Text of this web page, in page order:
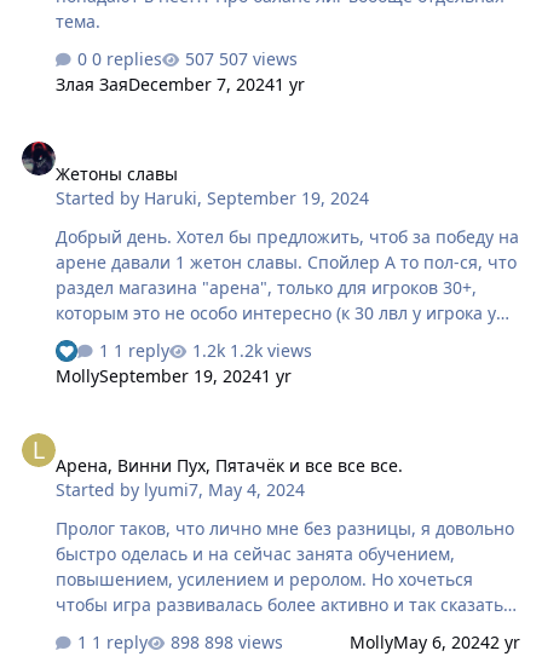
тема.
0 replies
507 views
Злая ЗаяDecember 7, 20241 yr
Жетоны славы
Started by Haruki,September 19, 2024
Добрый день. Хотел бы предложить, чтоб за победу на
арене давали 1 жетон славы. Спойлер А то пол-ся, что
раздел магазина "арена", только для игроков 30+,
которым это не особо интересно (к 30 лвл у игрока уже
полно костюмов). А закрыть лигу, для получения 130
жетонов ,способны только игроки 30+ или
"одарённые" люди. Вот и пол-ся не особо нужный/
данной валюты, можно и ареновскую расходку ввести
за жетоны. Или гильд свитки перенести в раздел
арены. На ваш суд =) Спойлер
1 reply
1.2k views
MollySeptember 19, 20241 yr
Арена, Винни Пух, Пятачёк и все все все.
Started by lyumi7, May 4, 2024
Пролог таков, что лично мне без разницы, я довольно
быстро оделась и на сейчас занята обучением,
повышением, усилением и реролом. Но хочеться
чтобы игра развивалась более активно и так сказать
"за державу обидно". Формула роста везде проста:
больше игроков - больше доната - больше доход -
1 reply 898 views MollyMay 6, 20242 yr